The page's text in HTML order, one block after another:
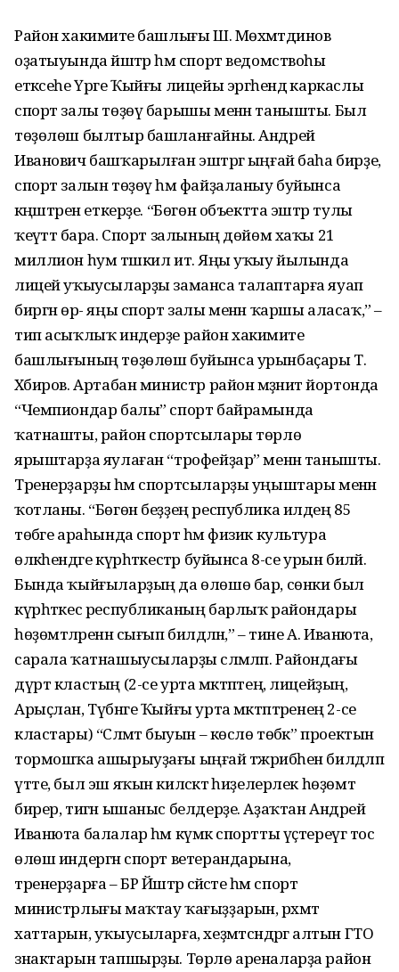
Район хакимиәте башлығы Ш. Мөхәмәтдинов
оҙатыуында йәштәр һәм спорт ведомствоһы
етәксеһе Үрге Ҡыйғы лицейы эргәһендә каркаслы
спорт залы төҙөү барышы менән танышты. Был
төҙөлөш былтыр башланғайны. Андрей
Иванович башҡарылған эштәргә ыңғай баһа бирҙе,
спорт залын төҙөү һәм файҙаланыу буйынса
кәңәштәрен еткерҙе. “Бөгөн объектта эштәр тулы
ҡеүәттә бара. Спорт залының дөйөм хаҡы 21
миллион һум тәшкил итә. Яңы уҡыу йылында
лицей уҡыусыларҙы заманса талаптарға яуап
биргән өр- яңы спорт залы менән ҡаршы аласаҡ,” –
тип асыҡлыҡ индерҙе район хакимиәте
башлығының төҙөлөш буйынса урынбаҫары Т.
Хәбиров. Артабан министр район мәҙәниәт йортонда
“Чемпиондар балы” спорт байрамында
ҡатнашты, район спортсылары төрлө
ярыштарҙа яулаған “трофейҙар” менән танышты.
Тренерҙарҙы һәм спортсыларҙы уңыштары менән
ҡотланы. “Бөгөн беҙҙең республика илдең 85
төбәге араһында спорт һәм физик культура
өлкәһендәге күрһәткестәр буйынса 8-се урын биләй.
Бында ҡыйғыларҙың да өлөшө бар, сөнки был
күрһәткес республиканың барлыҡ райондары
һөҙөмтәләренән сығып билдәләнә,” – тине А. Иванюта,
сарала ҡатнашыусыларҙы сәләмләп. Райондағы
дүрт кластың (2-се урта мәктәптең, лицейҙың,
Арыҫлан, Түбәнге Ҡыйғы урта мәктәптәренең 2-се
кластары) “Сәләмәт быуын – көслө төбәк” проектын
тормошҡа ашырыуҙағы ыңғай тәжрибәһен билдәләп
үтте, был эш яҡын киләсәктә һиҙелерлек һөҙөмтә
бирер, тигән ышаныс белдерҙе. Аҙаҡтан Андрей
Иванюта балалар һәм күмәк спортты үҫтереүгә тос
өлөш индергән спорт ветерандарына,
тренерҙарға – БР Йәштәр сәйәсәте һәм спорт
министрлығы маҡтау ҡағыҙҙарын, рәхмәт
хаттарын, уҡыусыларға, хеҙмәтсәндәргә алтын ГТО
знактарын тапшырҙы. Төрлө ареналарҙа район